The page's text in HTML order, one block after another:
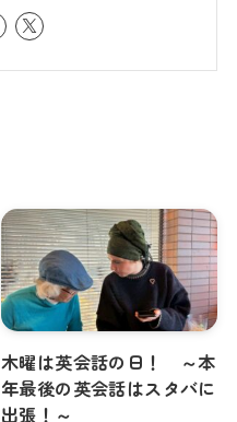
木曜は英会話の日！ ～本
年最後の英会話はスタバに
出張！～